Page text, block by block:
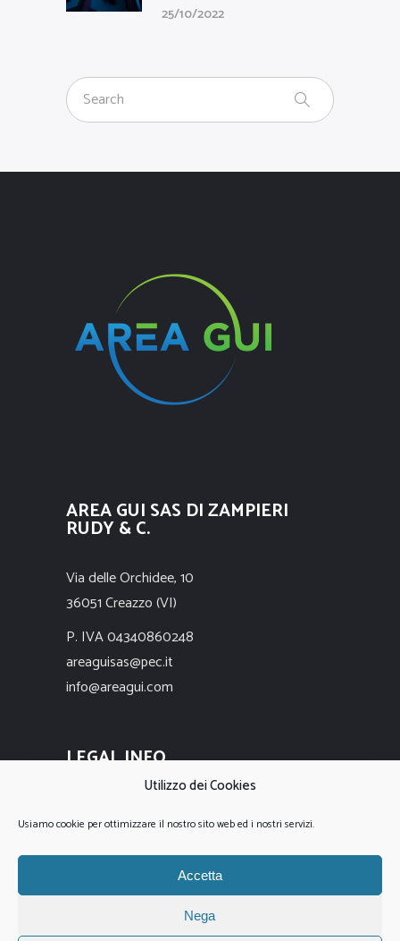
Utilizzo dei Cookies
Usiamo cookie per ottimizzare il nostro sito web ed i nostri servizi.
Accetta
Nega
25/10/2022
AREA GUI SAS DI ZAMPIERI
RUDY & C.
Via delle Orchidee, 10
36051 Creazzo (VI)
P. IVA 04340860248
areaguisas@pec.it
info@areagui.com
LEGAL INFO
Privacy Policy
Cookie Policy